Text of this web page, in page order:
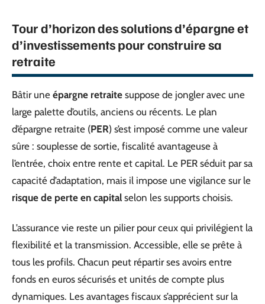
Tour d’horizon des solutions d’épargne et
d’investissements pour construire sa
retraite
Bâtir une épargne retraite suppose de jongler avec une
large palette d’outils, anciens ou récents. Le plan
d’épargne retraite (PER) s’est imposé comme une valeur
sûre : souplesse de sortie, fiscalité avantageuse à
l’entrée, choix entre rente et capital. Le PER séduit par sa
capacité d’adaptation, mais il impose une vigilance sur le
risque de perte en capital selon les supports choisis.
L’assurance vie reste un pilier pour ceux qui privilégient la
flexibilité et la transmission. Accessible, elle se prête à
tous les profils. Chacun peut répartir ses avoirs entre
fonds en euros sécurisés et unités de compte plus
dynamiques. Les avantages fiscaux s’apprécient sur la